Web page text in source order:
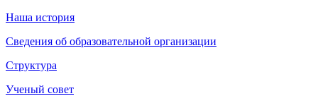
Наша история
Сведения об образовательной организации
Структура
Ученый совет